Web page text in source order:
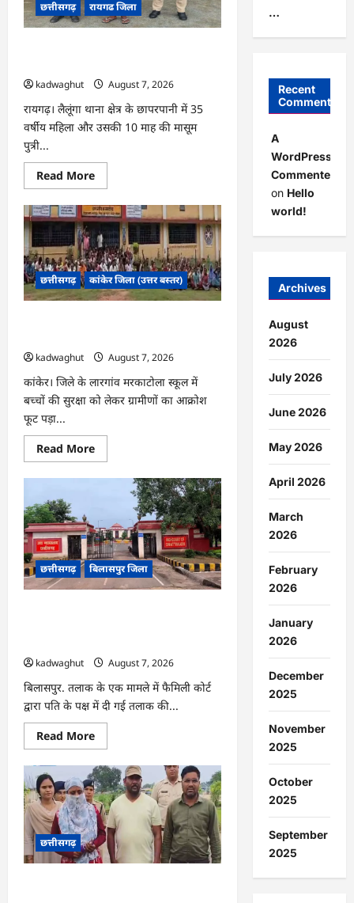
अयोध्या
धाम
दर्शन
से
…
छत्तीसगढ़ रायगढ जिला
kadwaghut
August 7, 2026
रायगढ़। लैलूंगा थाना क्षेत्र के छापरपानी में 35
वर्षीय महिला और उसकी 10 माह की मासूम
पुत्री...
Read MoreRead
more
CG
:
डबल
मर्डर
और
दुष्कर्म
कांड
का
खुलासा,
छत्तीसगढ़ कांकेर जिला (उत्तर बस्तर)
kadwaghut
August 7, 2026
कांकेर। जिले के लारगांव मरकाटोला स्कूल में
बच्चों की सुरक्षा को लेकर ग्रामीणों का आक्रोश
फूट पड़ा...
Read MoreRead
more
CG
सामने
ग्रामीणों
का
धरना
प्रदर्शन,
बाउंड्रीवाल
बनाने
छत्तीसगढ़ बिलासपुर जिला
kadwaghut
August 7, 2026
बिलासपुर. तलाक के एक मामले में फैमिली कोर्ट
द्वारा पति के पक्ष में दी गई तलाक की...
Read MoreRead
more
CG
:
हाईकोर्ट
से
तलाक
की
डिक्री
रद्द,
जज
ने
छत्तीसगढ़
…
Recent
Comments
A
WordPress
Commenter
on Hello
world!
Archives
August
2026
July 2026
June 2026
May 2026
April 2026
March
2026
February
2026
January
2026
December
2025
November
2025
October
2025
September
2025